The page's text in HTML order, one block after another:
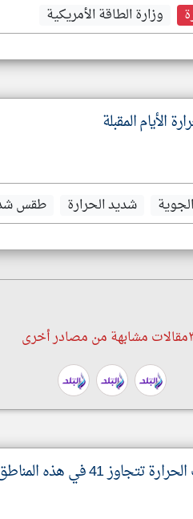
وزارة الطاقة الأمريكية
الأيام المقبلة
شديد الحرارة طقس
41 في هذه المناطق